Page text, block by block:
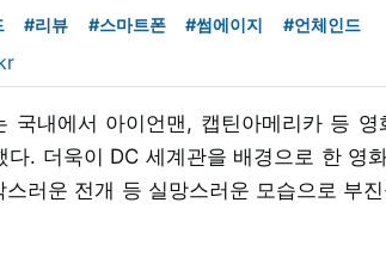
#리뷰 #스마트폰 #썸에이지 #언체인드
국내에서 아이언맨, 캡틴아메리카 등
. 더욱이 DC 세계관을 배경으로 한 영
러운 전개 등 실망스러운 모습으로 부